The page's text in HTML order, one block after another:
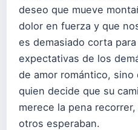
deseo que mueve
dolor en fuerza y que
es demasiado corta
expectativas de los
de amor romántico, sino
quien decide que su
merece la pena
otros esperaban.